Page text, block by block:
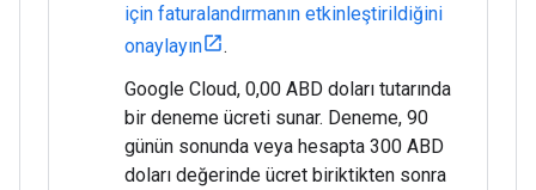
için faturalandırmanın etkinleştirildiğini
onaylayın
.
Google Cloud, 0,00 ABD doları tutarında
bir deneme ücreti sunar. Deneme, 90
günün sonunda veya hesapta 300 ABD
doları değerinde ücret biriktikten sonra